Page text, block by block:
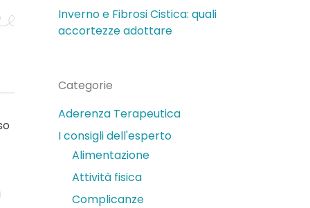
Inverno e Fibrosi Cistica: quali
accortezze adottare
Categorie
Aderenza Terapeutica
I consigli dell'esperto
Alimentazione
Attività fisica
Complicanze